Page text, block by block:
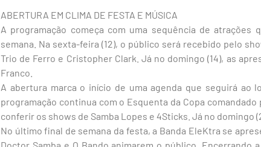
ABERTURA EM CLIMA DE FESTA E MÚSICA
A programação começa com uma sequência de
semana. Na sexta-feira (12), o público será recebido pelo
Trio de Ferro e Cristopher Clark. Já no domingo (14), as
Franco.
A abertura marca o início de uma agenda que seguirá ao
programação continua com o Esquenta da Copa
conferir os shows de Samba Lopes e 4Sticks. Já no domingo
No último final de semana da festa, a Banda EleKtra se